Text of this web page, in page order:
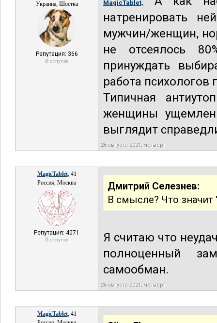
Украина, Шостка
Репутация: 366
В отпуске
MagicTablet,
натренировать
мужчин/женщин,
не отсеялось
принуждать
работа
Типичная
женщины
выглядит
26 августа 2021, четверг
MagicTablet, 41
Россия, Москва
Репутация: 4071
В отпуске
Дмитрий Селезнев:
В смысле? Что значит
Я считаю что
полноценный
самообман.
26 августа 2021, четверг
MagicTablet, 41